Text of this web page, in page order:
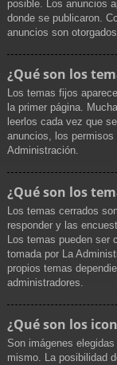
posible. Los anuncios
donde se publicaron.
anuncios son
¿Qué son los
Los temas fijos
la primer página.
leerlos cada vez que
anuncios, los
Administración.
¿Qué son los
Los temas cerrados
responder y las
Los temas pueden ser
tomada por La
propios temas
administradores.
¿Qué son los
Son imágenes
mismo. La posibilidad